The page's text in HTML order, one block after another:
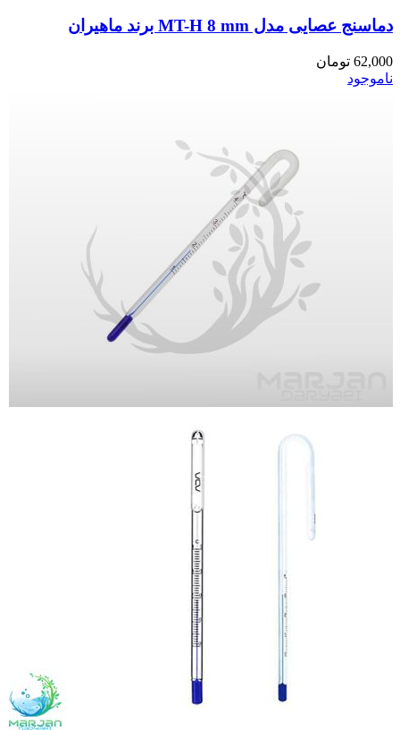
دماسنج عصایی مدل MT-H 8 mm برند ماهیران
62,000 تومان
ناموجود